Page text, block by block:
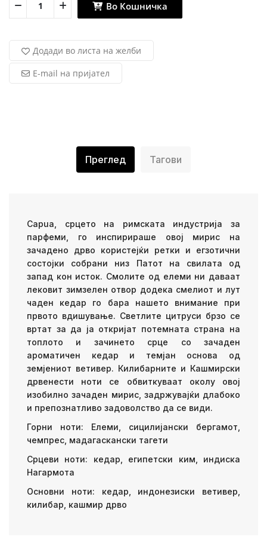
Во Кошничка
Додади во листа на желби
E-mail на пријател
Преглед Тагови
Capua, срцето на римската индустрија за
парфеми, го инспирираше овој мирис на
зачадено дрво користејќи ретки и егзотични
состојки собрани низ Патот на свилата од
запад кон исток. Смолите од елеми ни даваат
лековит зимзелен отвор додека смелиот и лут
чаден кедар го бара нашето внимание при
првото вдишување. Светлите цитруси брзо се
вртат за да ја откријат потемната страна на
топлото и зачинето срце со зачаден
ароматичен кедар и темјан основа од
земјениот ветивер. Килибарните и Кашмирски
дрвенести ноти се обвиткуваат околу овој
изобилно зачаден мирис, задржувајќи длабоко
и препознатливо задоволство да се види.
Горни ноти: Елеми, сицилијански бергамот,
чемпрес, мадагаскански тагети
Срцеви ноти: кедар, египетски ким, индиска
Нагармота
Основни ноти: кедар, индонезиски ветивер,
килибар, кашмир дрво